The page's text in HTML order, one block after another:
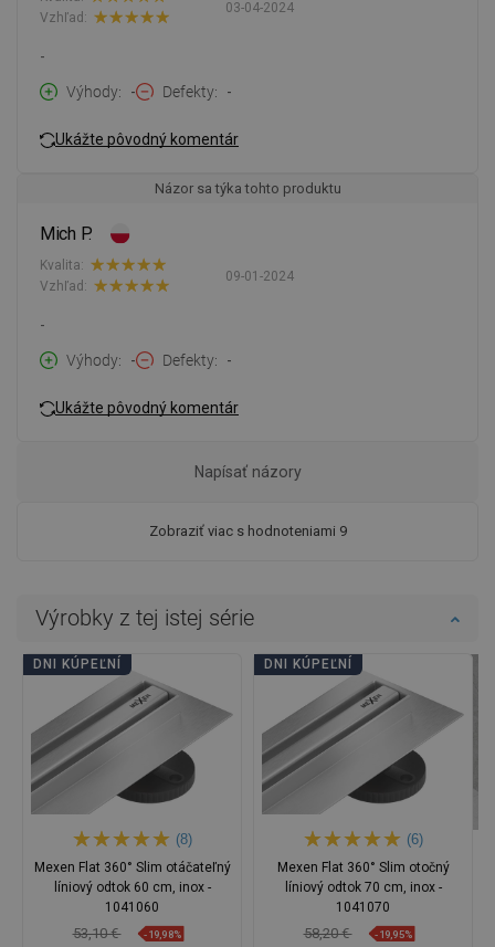
03-04-2024
Vzhľad:
-
Výhody
- Defekty -
Ukážte pôvodný komentár
Názor sa týka tohto produktu
Mich P.
09-01-2024
Kvalita:
Vzhľad:
-
Výhody
- Defekty -
Ukážte pôvodný komentár
Zobraziť viac s hodnoteniami 9
Napísať názory
Výrobky z tej istej série
DNI KÚPEĽNÍ
(8)
Mexen Flat 360° Slim otáčateľný
líniový odtok 60 cm, inox -
1041060
53,10 € -19,98%
DNI KÚPEĽNÍ
(6)
Mexen Flat 360° Slim otočný
líniový odtok 70 cm, inox -
1041070
58,20 € -19,95%